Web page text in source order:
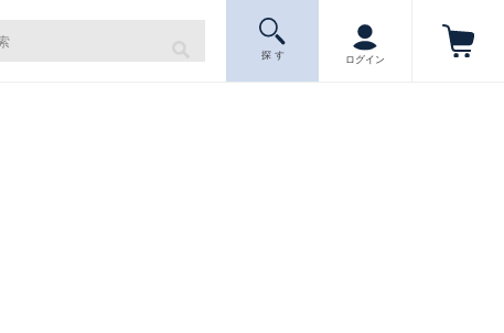
探 す ログイン